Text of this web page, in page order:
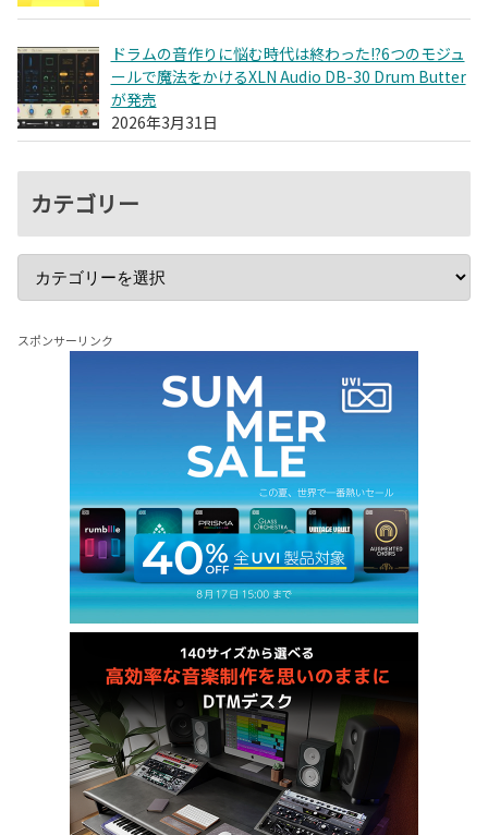
ドラムの音作りに悩む時代は終わった!?6つのモジュ
ールで魔法をかけるXLN Audio DB-30 Drum Butter
が発売
2026年3月31日
カテゴリー
スポンサーリンク